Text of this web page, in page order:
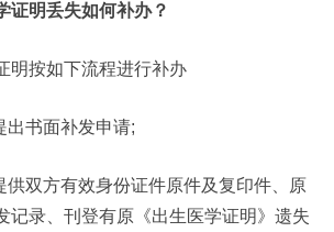
证明丢失如何补办？
明按如下流程进行补办
出书面补发申请;
供双方有效身份证件原件及复印件、原
记录、刊登有原《出生医学证明》遗失